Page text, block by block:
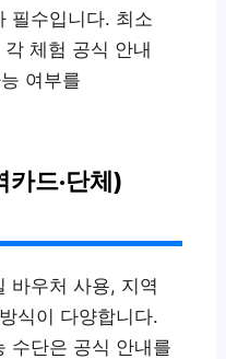
필수입니다. 최소
체험 공식 안내
여부를
카드·단체)
바우처 사용, 지역
식이 다양합니다.
수단은 공식 안내를